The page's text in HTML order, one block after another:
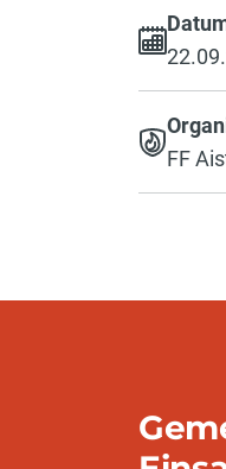
FF